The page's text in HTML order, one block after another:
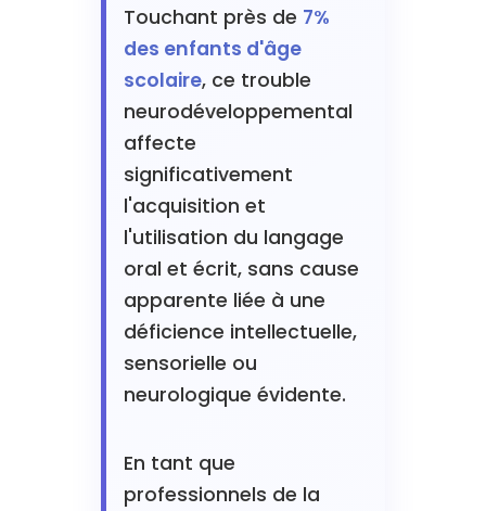
Touchant près de 7%
des enfants d'âge
scolaire, ce trouble
neurodéveloppemental
affecte
significativement
l'acquisition et
l'utilisation du langage
oral et écrit, sans cause
apparente liée à une
déficience intellectuelle,
sensorielle ou
neurologique évidente.
En tant que
professionnels de la